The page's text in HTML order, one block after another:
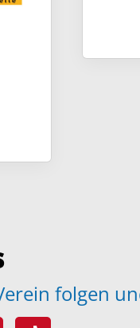
folgen